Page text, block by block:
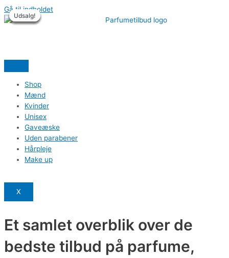
Gå til indholdet
Shop
Mænd
Kvinder
Unisex
Gaveæske
Uden parabener
Hårpleje
Make up
X
Et samlet overblik over de
bedste tilbud på parfume,
Udsalg!
Udsalg!
Udsalg!
Udsalg!
Udsalg!
Udsalg!